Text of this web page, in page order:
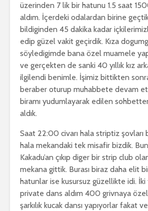
üzerinden 7 lik bir hatunu 1.5 saat
aldım. İçerdeki odalardan birine
bildiginden 45 dakika kadar
edip güzel vakit geçirdik. Kıza
söyledigimde bana özel muamele
ve gerçekten de sanki 40 yıllık kız
ilgilendi benimle. İşimiz bittikten
beraber oturup muhabbete devam
biramı yudumlayarak edilen
aldık.
Saat 22:00 civarı hala striptiz şovları
hala mekandaki tek misafir bizdik.
Kakadu’an çıkıp diger bir strip club
mekana gittik. Burası biraz daha elit
hatunlar ise kusursuz güzellikte idi. İki
private dans aldım 400 grivnaya
şarkılık kucak dansı yapıyorlar fakat